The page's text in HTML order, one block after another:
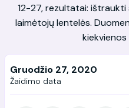
12-27, rezultatai:
laimėtojų lentelės.
Gruodžio 27, 2020
Žaidimo data